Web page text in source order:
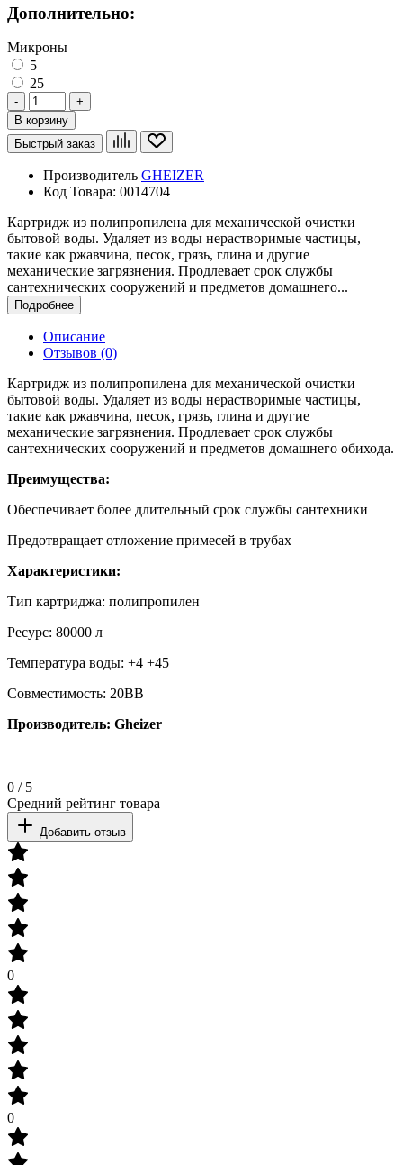
Дополнительно:
Микроны
5
25
-
+
В корзину
Быстрый заказ
Производитель GHEIZER
Код Товара: 0014704
Картридж из полипропилена для механической очистки
бытовой воды. Удаляет из воды нерастворимые частицы,
такие как ржавчина, песок, грязь, глина и другие
механические загрязнения. Продлевает срок службы
сантехнических сооружений и предметов домашнего...
Подробнее
Описание
Отзывов (0)
Картридж из полипропилена для механической очистки
бытовой воды. Удаляет из воды нерастворимые частицы,
такие как ржавчина, песок, грязь, глина и другие
механические загрязнения. Продлевает срок службы
сантехнических сооружений и предметов домашнего обихода.
Преимущества:
Обеспечивает более длительный срок службы сантехники
Предотвращает отложение примесей в трубах
Характеристики:
Тип картриджа: полипропилен
Ресурс: 80000 л
Температура воды: +4 +45
Совместимость: 20BB
Производитель: Gheizer
0 / 5
Средний рейтинг товара
Добавить отзыв
0
0